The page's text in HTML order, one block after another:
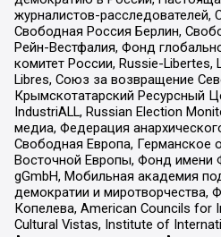
журналистов-расследователей,
Свободная Россия Берлин,
Рейн-Вестфалия, Фонд
комитет России, Russie-Libertes,
Libres, Союз за возвращение
Крымскотатарский Ресурсный
IndustriALL, Russian Election
медиа, Федерация
Свободная Европа, Германское
Восточной Европы, Фонд имени
gGmbH, Мобильная академия
демократии и миротворчества,
Копелева, American Councils for
Cultural Vistas, Institute of